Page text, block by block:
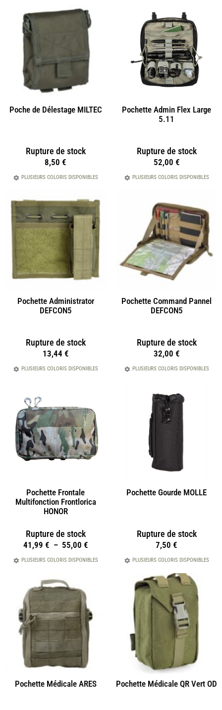
Poche de Délestage MILTEC
Rupture de stock
8,50 €
PLUSIEURS COLORIS DISPONIBLES
Pochette Admin Flex Large
5.11
Rupture de stock
52,00 €
PLUSIEURS COLORIS DISPONIBLES
Pochette Administrator
DEFCON5
Rupture de stock
13,44 €
PLUSIEURS COLORIS DISPONIBLES
Pochette Command Pannel
DEFCON5
Rupture de stock
32,00 €
PLUSIEURS COLORIS DISPONIBLES
Pochette Frontale
Multifonction Frontlorica
HONOR
Rupture de stock
41,99 € – 55,00 €
PLUSIEURS COLORIS DISPONIBLES
Pochette Gourde MOLLE
Rupture de stock
7,50 €
PLUSIEURS COLORIS DISPONIBLES
Pochette Médicale ARES Pochette Médicale QR Vert OD